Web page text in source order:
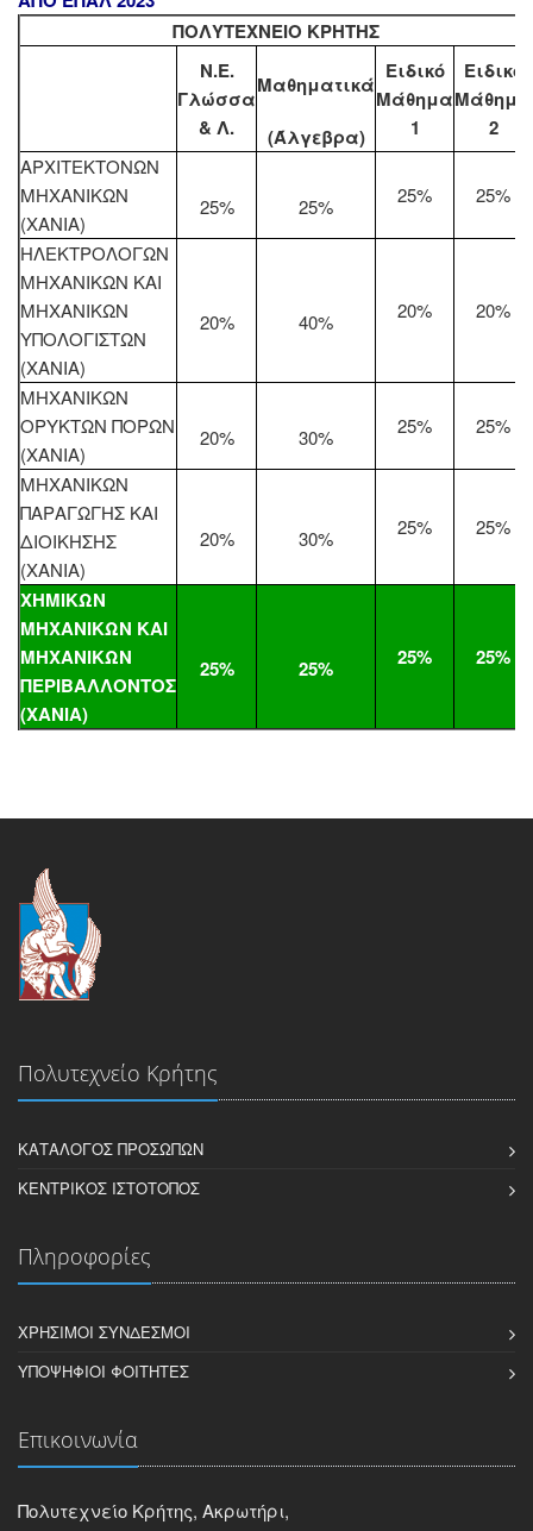
ΠΟΛΥΤΕΧΝΕΙΟ ΚΡΗΤΗΣ
N.E.
Γλώσσα
& Λ.
Μαθηματικά
(Άλγεβρα)
Ειδικό
Μάθημα
1
Ειδικό
Μάθημα
2
ΑΡΧΙΤΕΚΤΟΝΩΝ
ΜΗΧΑΝΙΚΩΝ
(ΧΑΝΙΑ)
25% 25% 25% 25%
ΗΛΕΚΤΡΟΛΟΓΩΝ
ΜΗΧΑΝΙΚΩΝ ΚΑΙ
ΜΗΧΑΝΙΚΩΝ
ΥΠΟΛΟΓΙΣΤΩΝ
(ΧΑΝΙΑ)
20% 40% 20% 20%
ΜΗΧΑΝΙΚΩΝ
ΟΡΥΚΤΩΝ ΠΟΡΩΝ
(ΧΑΝΙΑ)
20% 30% 25% 25%
ΜΗΧΑΝΙΚΩΝ
ΠΑΡΑΓΩΓΗΣ ΚΑΙ
ΔΙΟΙΚΗΣΗΣ
(ΧΑΝΙΑ)
20% 30% 25% 25%
ΧΗΜΙΚΩΝ
ΜΗΧΑΝΙΚΩΝ ΚΑΙ
ΜΗΧΑΝΙΚΩΝ
ΠΕΡΙΒΑΛΛΟΝΤΟΣ
(ΧΑΝΙΑ)
25% 25% 25% 25%
Πολυτεχνείο Κρήτης
ΚΑΤΆΛΟΓΟΣ ΠΡΟΣΏΠΩΝ
ΚΕΝΤΡΙΚΌΣ ΙΣΤΌΤΟΠΟΣ
Πληροφορίες
ΧΡΉΣΙΜΟΙ ΣΎΝΔΕΣΜΟΙ
ΥΠΟΨΉΦΙΟΙ ΦΟΙΤΗΤΈΣ
Επικοινωνία
Πολυτεχνείο Κρήτης, Ακρωτήρι,